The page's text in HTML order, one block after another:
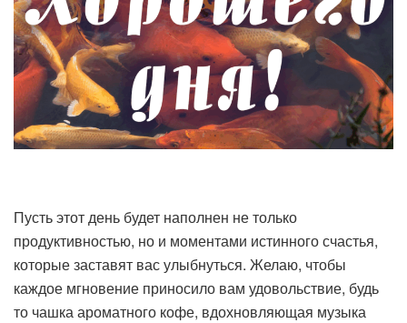
Пусть этот день будет наполнен не только
продуктивностью, но и моментами истинного счастья,
которые заставят вас улыбнуться. Желаю, чтобы
каждое мгновение приносило вам удовольствие, будь
то чашка ароматного кофе, вдохновляющая музыка